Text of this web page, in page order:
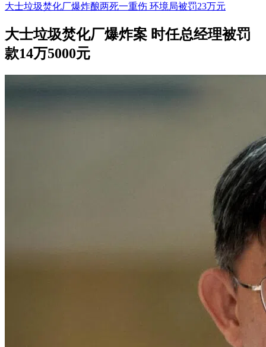
大士垃圾焚化厂爆炸酿两死一重伤 环境局被罚23万元
大士垃圾焚化厂爆炸案 时任总经理被罚
款14万5000元